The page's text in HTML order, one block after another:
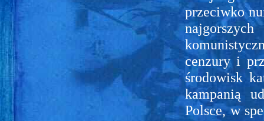
przeciwko
cenzury i
środowisk
kampanią
Polsce, w